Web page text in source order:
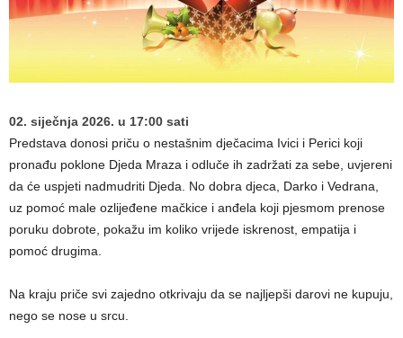
02. siječnja 2026. u 17:00 sati
Predstava donosi priču o nestašnim dječacima Ivici i Perici koji
pronađu poklone Djeda Mraza i odluče ih zadržati za sebe, uvjereni
da će uspjeti nadmudriti Djeda. No dobra djeca, Darko i Vedrana,
uz pomoć male ozlijeđene mačkice i anđela koji pjesmom prenose
poruku dobrote, pokažu im koliko vrijede iskrenost, empatija i
pomoć drugima.
Na kraju priče svi zajedno otkrivaju da se najljepši darovi ne kupuju,
nego se nose u srcu.